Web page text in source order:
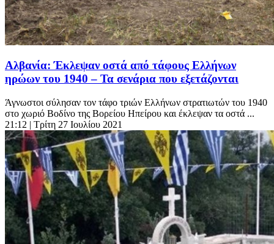
Αλβανία: Έκλεψαν οστά από τάφους Ελλήνων
ηρώων του 1940 – Τα σενάρια που εξετάζονται
Άγνωστοι σύλησαν τον τάφο τριών Ελλήνων στρατιωτών του 1940
στο χωριό Βοδίνο της Βορείου Ηπείρου και έκλεψαν τα οστά ...
21:12 | Τρίτη 27 Ιουλίου 2021